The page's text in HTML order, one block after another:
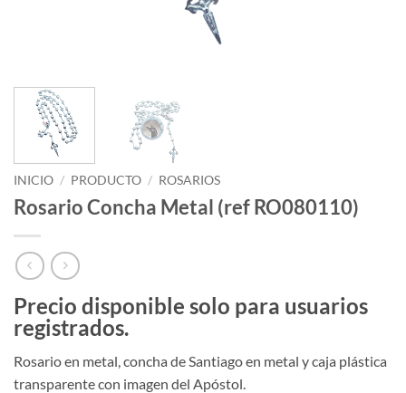
INICIO / PRODUCTO / ROSARIOS
Rosario Concha Metal (ref RO080110)
Precio disponible solo para usuarios
registrados.
Rosario en metal, concha de Santiago en metal y caja plástica
transparente con imagen del Apóstol.